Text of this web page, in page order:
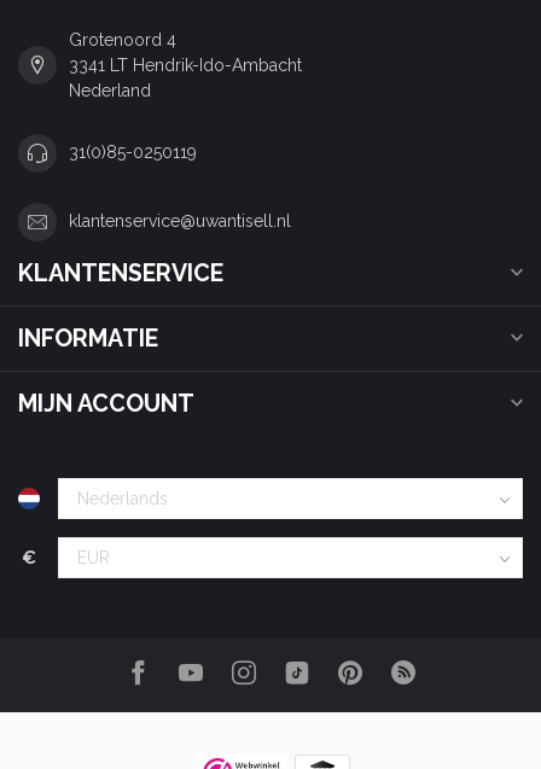
Grotenoord 4
3341 LT Hendrik-Ido-Ambacht
Nederland
31(0)85-0250119
klantenservice@uwantisell.nl
KLANTENSERVICE
INFORMATIE
MIJN ACCOUNT
€